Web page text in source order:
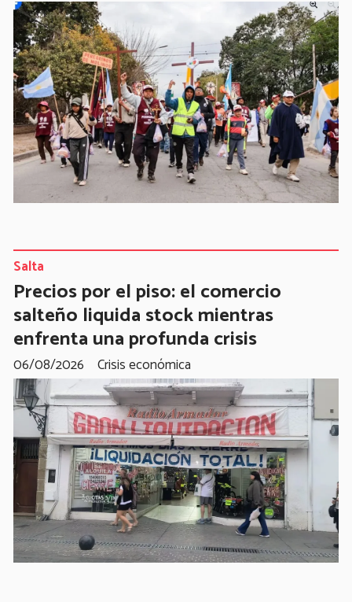
Precios por el piso: el comercio
salteño liquida stock mientras
enfrenta una profunda crisis
Crisis económica
Salta
06/08/2026